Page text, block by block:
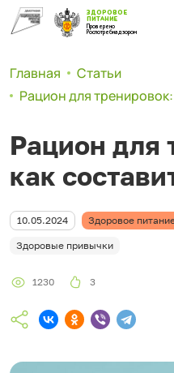
ЗДОРОВОЕ
ПИТАНИЕ
Проверено
Роспотребнадзором
Главная
Статьи
Рацион для тренировок:
Рацион для
как
10.05.2024 Здоровое
Здоровые привычки
1230 3